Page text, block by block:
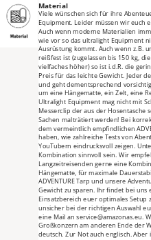
Material
Viele wünschen sich für ihre
Equipment. Leider müssen wir euch
Auch wenn moderne Materialien
wie vor so das ultralight Equipment
Ausrüstung kommt. Auch wenn z.B.
reißfest ist (zugelassen bis 150 kg,
vielfaches höher) so ist i.d.R. die
Preis für das leichte Gewicht. Jeder
und geht dementsprechend
um eine Hängematte, ein Zelt, eine
Ultralight Equipment mag nicht mit
Messerclip der aus der Hosentasche
Sachen malträtiert werden! Bei
dem vermeintlich empfindlichen
haben, wie zahlreiche Tests von
YouTubern eindrucksvoll zeigen.
Kombination sinnvoll sein. Wir
Langzeitreisenden gerne eine
Hängematte, für maximale
ADVENTURE Tarp und unsere
Gewicht zu sparen. Ihr findet bei
Einsatzbereich euer optimales Setup
unsicher bei der richtigen Auswahl
eine Mail an service@amazonas.eu.
Großkonzern am anderen Ende der
deutsch. Zur Not auch englisch. Aber